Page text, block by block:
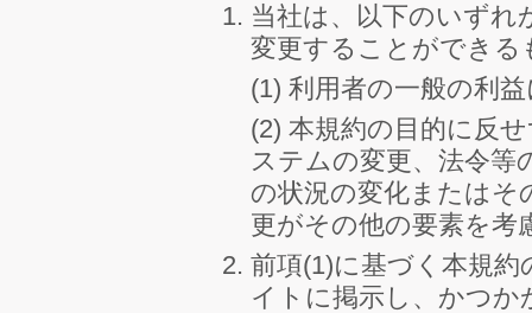
当社は、以下のいずれ
変更することができる
(1) 利用者の一般の利
(2) 本規約の目的に反
ステムの変更、法令等
の状況の変化またはそ
更がその他の要素を考
前項(1)に基づく本規
イトに掲示し、かつ